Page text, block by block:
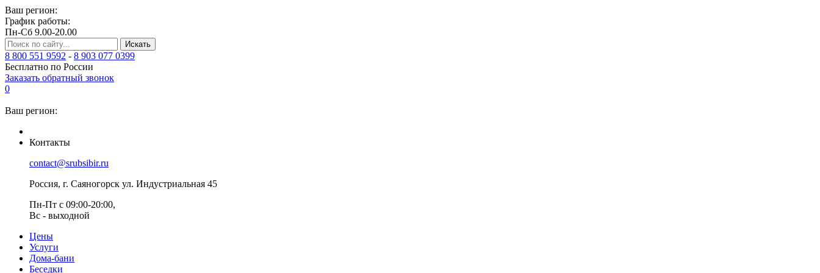
Ваш регион:
График работы:
Пн-Сб 9.00-20.00
Искать
8 800 551 9592 - 8 903 077 0399
Бесплатно по России
Заказать обратный звонок
0
Ваш регион:
Контакты
contact@srubsibir.ru
Россия, г. Саяногорск ул. Индустриальная 45
Пн-Пт с 09:00-20:00,
Вс - выходной
Цены
Услуги
Дома-бани
Беседки